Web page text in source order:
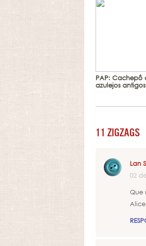
PAP: Cachepô
azulejos antigos
11 ZIGZAGS
Lan
02
Que